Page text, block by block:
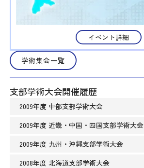
イベント詳細
学術集会一覧
支部学術大会開催履歴
2009年度 中部支部学術大会
2009年度 近畿・中国・四国支部学術大会
2009年度 九州・沖縄支部学術大会
2008年度 北海道支部学術大会